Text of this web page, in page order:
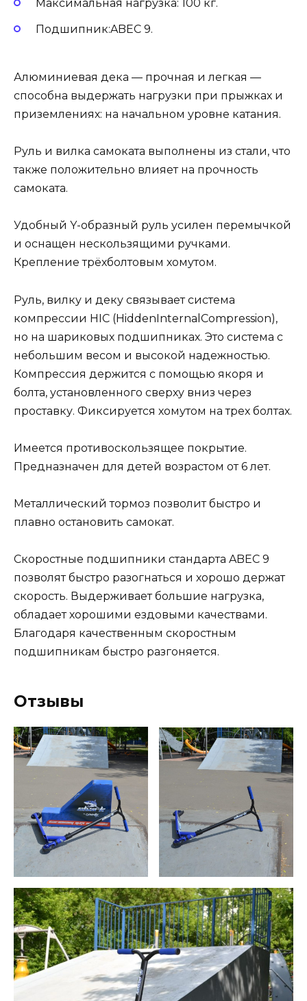
Максимальная нагрузка: 100 кг.
Подшипник:ABEC 9.
Алюминиевая дека — прочная и легкая —
способна выдержать нагрузки при прыжках и
приземлениях: на начальном уровне катания.
Руль и вилка самоката выполнены из стали, что
также положительно влияет на прочность
самоката.
Удобный Y-образный руль усилен перемычкой
и оснащен нескользящими ручками.
Крепление трёхболтовым хомутом.
Руль, вилку и деку связывает система
компрессии HIC (HiddenInternalCompression),
но на шариковых подшипниках. Это система с
небольшим весом и высокой надежностью.
Компрессия держится с помощью якоря и
болта, установленного сверху вниз через
проставку. Фиксируется хомутом на трех болтах.
Имеется противоскользящее покрытие.
Предназначен для детей возрастом от 6 лет.
Металлический тормоз позволит быстро и
плавно остановить самокат.
Скоростные подшипники стандарта ABEC 9
позволят быстро разогнаться и хорошо держат
скорость. Выдерживает большие нагрузка,
обладает хорошими ездовыми качествами.
Благодаря качественным скоростным
подшипникам быстро разгоняется.
Отзывы